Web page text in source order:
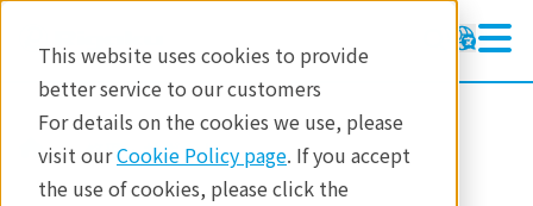
This website uses cookies to provide
better service to our customers
For details on the cookies we use, please
visit ourCookie Policy page. If you accept
the use of cookies, please click the
修理・サポート